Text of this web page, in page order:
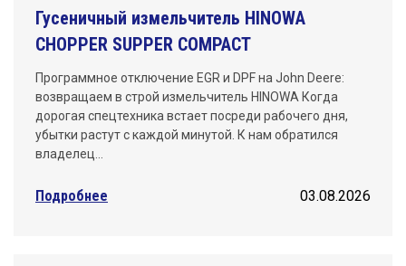
Гусеничный измельчитель HINOWA
CHOPPER SUPPER COMPACT
Программное отключение EGR и DPF на John Deere:
возвращаем в строй измельчитель HINOWA Когда
дорогая спецтехника встает посреди рабочего дня,
убытки растут с каждой минутой. К нам обратился
владелец…
Подробнее 03.08.2026